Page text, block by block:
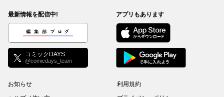
最新情報を配信中!
編集部ブログ
コミックDAYS
@comicdays_team
アプリもあります
お知らせ
利用規約